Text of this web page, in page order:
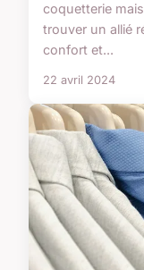
coquetterie
trouver un allié
confort et...
22 avril 2024